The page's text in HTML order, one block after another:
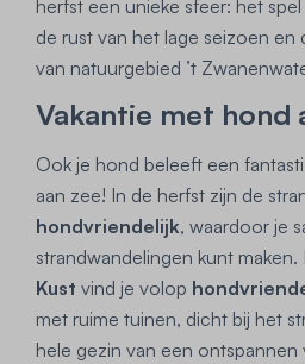
herfst een unieke sfeer: het
de rust van het lage seizoen en
van natuurgebied ’t
Vakantie met hond
Ook je hond beleeft een
aan zee! In de herfst zijn de
hondvriendelijk, waardoor je
strandwandelingen kunt
Kust vind je volop
met ruime tuinen, dicht bij het
hele gezin van een ontspannen